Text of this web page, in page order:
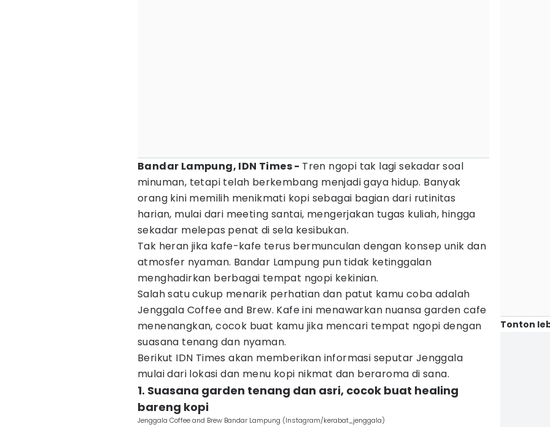
Bandar Lampung, IDN Times - Tren ngopi tak lagi sekadar soal
minuman, tetapi telah berkembang menjadi gaya hidup. Banyak
orang kini memilih menikmati kopi sebagai bagian dari rutinitas
harian, mulai dari meeting santai, mengerjakan tugas kuliah, hingga
sekadar melepas penat di sela kesibukan.
Tak heran jika kafe-kafe terus bermunculan dengan konsep unik dan
atmosfer nyaman. Bandar Lampung pun tidak ketinggalan
menghadirkan berbagai tempat ngopi kekinian.
Salah satu cukup menarik perhatian dan patut kamu coba adalah
Jenggala Coffee and Brew. Kafe ini menawarkan nuansa garden cafe
menenangkan, cocok buat kamu jika mencari tempat ngopi dengan
suasana tenang dan nyaman.
Berikut IDN Times akan memberikan informasi seputar Jenggala
mulai dari lokasi dan menu kopi nikmat dan beraroma di sana.
1. Suasana garden tenang dan asri, cocok buat healing
bareng kopi
Jenggala Coffee and Brew Bandar Lampung (Instagram/kerabat_jenggala)
Tonton